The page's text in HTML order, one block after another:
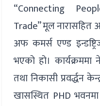
“Connecting
Trade” मूल नारासहित
अफ कमर्स एण्ड
भएको हो। कार्यक्रममा
तथा निकासी प्रवर्द्धन
खासस्थित PHD